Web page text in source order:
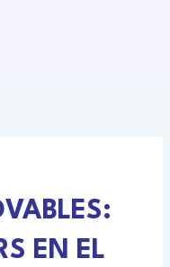
EN EL